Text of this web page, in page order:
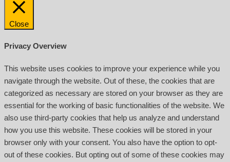
Close
Privacy Overview
This website uses cookies to improve your experience while you
navigate through the website. Out of these, the cookies that are
categorized as necessary are stored on your browser as they are
essential for the working of basic functionalities of the website. We
also use third-party cookies that help us analyze and understand
how you use this website. These cookies will be stored in your
browser only with your consent. You also have the option to opt-
out of these cookies. But opting out of some of these cookies may